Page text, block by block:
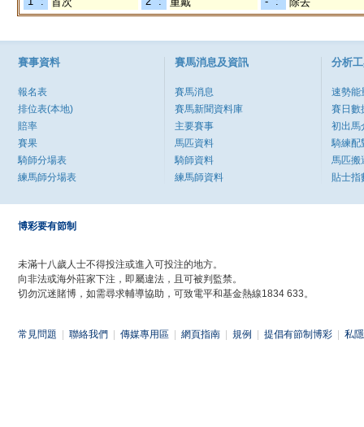
賽事資料
報名表
排位表(本地)
賠率
賽果
騎師分場表
練馬師分場表
賽馬消息及資訊
賽馬消息
賽馬新聞資料庫
主要賽事
馬匹資料
騎師資料
練馬師資料
分析
速勢能
賽日數
初出馬
騎練配
馬匹搬
貼士指
博彩要有節制
未滿十八歲人士不得投注或進入可投注的地方。
向非法或海外莊家下注，即屬違法，且可被判監禁。
切勿沉迷賭博，如需尋求輔導協助，可致電平和基金熱線1834 633。
常見問題 聯絡我們 傳媒專用區 網頁指南 規例 提倡有節制博彩 私